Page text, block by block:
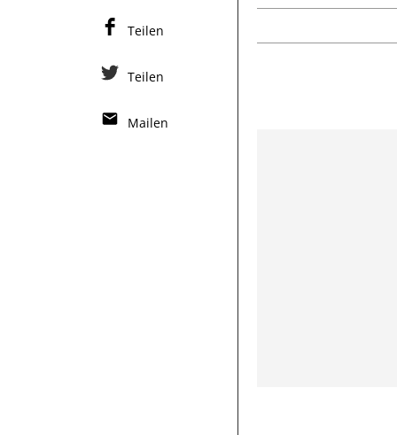
Teilen
Teilen
Mailen